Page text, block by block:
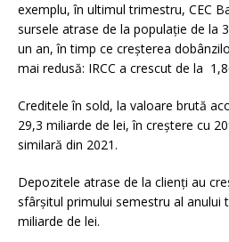
exemplu, în ultimul trimestru, CEC
sursele atrase de la populație de la
un an, în timp ce creșterea
mai redusă: IRCC a crescut de la
Creditele în sold, la valoare brută
29,3 miliarde de lei, în creștere cu
similară din 2021.
Depozitele atrase de la clienți au
sfârșitul primului semestru al anului
miliarde de lei.